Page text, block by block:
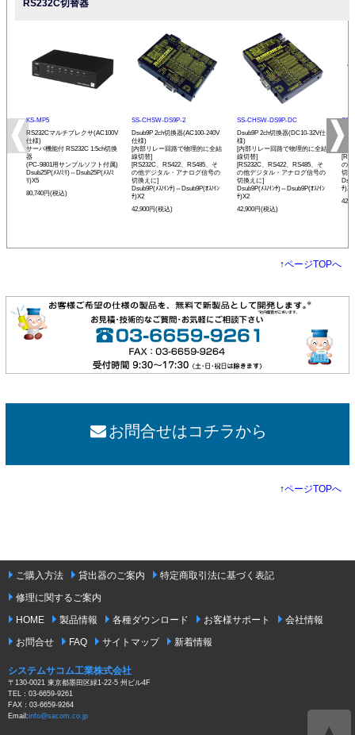
RS232C切替器
KS-MP5
RS232Cマルチプレクサ(AC100V
仕様)
サーバ機能付 RS232C 1:5ch切換
器
(PC-9801用サンプルソフト付属)
Dsub25P(ﾒｽ/ﾐﾘ)⇔Dsub25P(ﾒｽ/ﾐ
ﾘ)X5
80,740円(税込)
SS-CHSW-DS9P-2
Dsub9P 2ch切換器(AC100-240V
仕様)
[内部リレー回路で物理的に全結
線切替]
[RS232C、RS422、RS485、そ
の他デジタル・アナログ信号の
切換えに]
Dsub9P(ﾒｽ/ｲﾝﾁ)⇔Dsub9P(ｵｽ/ｲﾝ
ﾁ)X2
42,900円(税込)
SS-CHSW-DS9P-DC
Dsub9P 2ch切換器(DC10-32V仕
様)
[内部リレー回路で物理的に全結
線切替]
[RS232C、RS422、RS485、そ
の他デジタル・アナログ信号の
切換えに]
Dsub9P(ﾒｽ/ｲﾝﾁ)⇔Dsub9P(ｵｽ/ｲﾝ
ﾁ)X2
42,900円(税込)
SS-
[内
の
切
ﾁ)X2
↑ページTOPへ
お問合せはコチラから
↑ページTOPへ
ご購入方法 貸出器のご案内
特定商取引法に基づく表記
修理に関するご案内
HOME
製品情報 各種ダウンロード お客様サポート
会社情報
お問合せ
FAQ サイトマップ 新着情報
システムサコム工業株式会社
〒130-0021 東京都墨田区緑1-22-5 州ビル4F
TEL：03-6659-9261
FAX：03-6659-9264
Email:info@sacom.co.jp